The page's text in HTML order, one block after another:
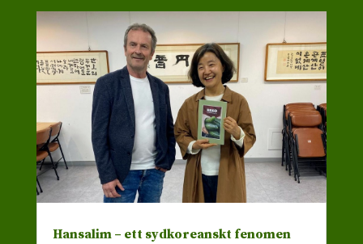
Hansalim – ett sydkoreanskt fenomen